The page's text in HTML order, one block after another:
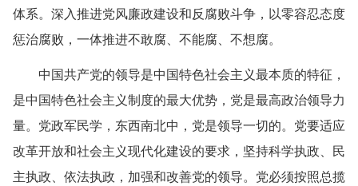
体系。深入推进党风廉政建设和反腐败斗争，以零容忍态度
惩治腐败，一体推进不敢腐、不能腐、不想腐。
中国共产党的领导是中国特色社会主义最本质的特征，
是中国特色社会主义制度的最大优势，党是最高政治领导力
量。党政军民学，东西南北中，党是领导一切的。党要适应
改革开放和社会主义现代化建设的要求，坚持科学执政、民
主执政、依法执政，加强和改善党的领导。党必须按照总揽